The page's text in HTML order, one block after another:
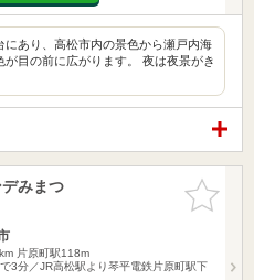
にあり、高松市内の景色から瀬戸内海
が目の前に広がります。 夜は夜景がき
お気に入
りに追加
みまつ
片原町駅118m
3分／JR高松駅より琴平電鉄片原町駅下